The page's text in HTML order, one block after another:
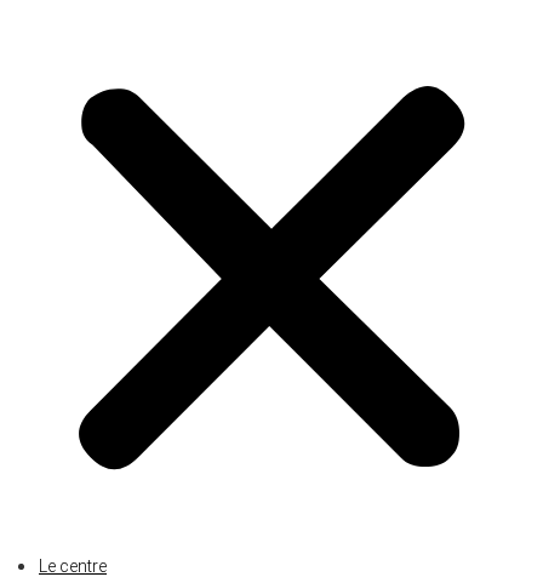
Le centre